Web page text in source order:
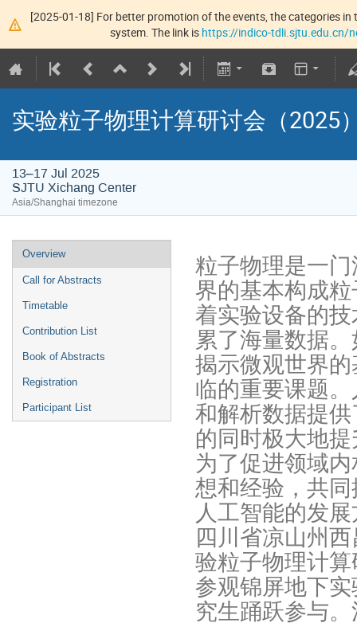
[2025-01-18] For better promotion of the events, the categories
system. The link is https://indico-tdli.sjtu.edu.cn/
实验粒子物理计算研讨会（2025
13–17 Jul 2025
SJTU Xichang Center
Asia/Shanghai timezone
Overview
Call for Abstracts
Timetable
Contribution List
Book of Abstracts
Registration
Participant List
粒子物理是一
界的基本构成
着实验设备的
累了海量数据
揭示微观世界
临的重要课题
和解析数据提
的同时极大地
为了促进领域
想和经验，共
人工智能的发
四川省凉山州
验粒子物理计
参观锦屏地下
究生踊跃参与